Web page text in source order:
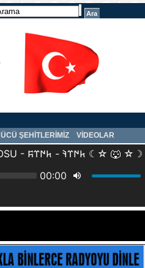
ŞEHİTLERİMİZ VİDEOLAR